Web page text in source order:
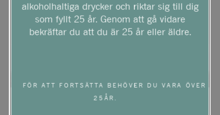
alkoholhaltiga drycker och riktar sig till dig
som fyllt 25 år. Genom att gå vidare
bekräftar du att du är 25 år eller äldre.
FÖR ATT FORTSÄTTA BEHÖVER DU VARA ÖVER
25ÅR.